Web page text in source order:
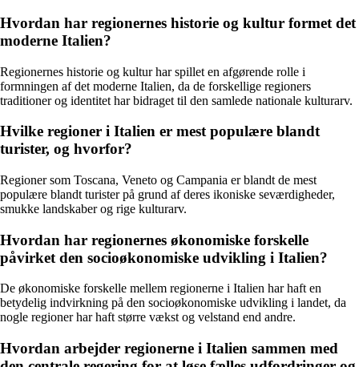
Hvordan har regionernes historie og kultur formet det
moderne Italien?
Regionernes historie og kultur har spillet en afgørende rolle i
formningen af det moderne Italien, da de forskellige regioners
traditioner og identitet har bidraget til den samlede nationale kulturarv.
Hvilke regioner i Italien er mest populære blandt
turister, og hvorfor?
Regioner som Toscana, Veneto og Campania er blandt de mest
populære blandt turister på grund af deres ikoniske seværdigheder,
smukke landskaber og rige kulturarv.
Hvordan har regionernes økonomiske forskelle
påvirket den socioøkonomiske udvikling i Italien?
De økonomiske forskelle mellem regionerne i Italien har haft en
betydelig indvirkning på den socioøkonomiske udvikling i landet, da
nogle regioner har haft større vækst og velstand end andre.
Hvordan arbejder regionerne i Italien sammen med